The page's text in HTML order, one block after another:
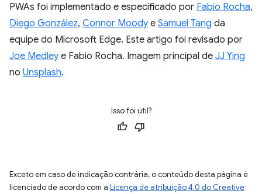
PWAs foi implementado e especificado por Fabio Rocha,
Diego González, Connor Moody e Samuel Tang da
equipe do Microsoft Edge. Este artigo foi revisado por
Joe Medley e Fabio Rocha. Imagem principal de JJ Ying
no Unsplash.
Isso foi útil?
Exceto em caso de indicação contrária, o conteúdo desta página é
licenciado de acordo com a Licença de atribuição 4.0 do Creative